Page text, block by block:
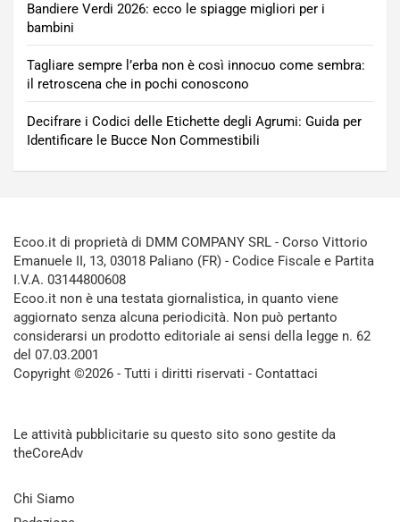
Bandiere Verdi 2026: ecco le spiagge migliori per i
bambini
Tagliare sempre l’erba non è così innocuo come sembra:
il retroscena che in pochi conoscono
Decifrare i Codici delle Etichette degli Agrumi: Guida per
Identificare le Bucce Non Commestibili
Ecoo.it di proprietà di DMM COMPANY SRL - Corso Vittorio
Emanuele II, 13, 03018 Paliano (FR) - Codice Fiscale e Partita
I.V.A. 03144800608
Ecoo.it non è una testata giornalistica, in quanto viene
aggiornato senza alcuna periodicità. Non può pertanto
considerarsi un prodotto editoriale ai sensi della legge n. 62
del 07.03.2001
Copyright ©2026 - Tutti i diritti riservati - Contattaci
Le attività pubblicitarie su questo sito sono gestite da
theCoreAdv
Chi Siamo